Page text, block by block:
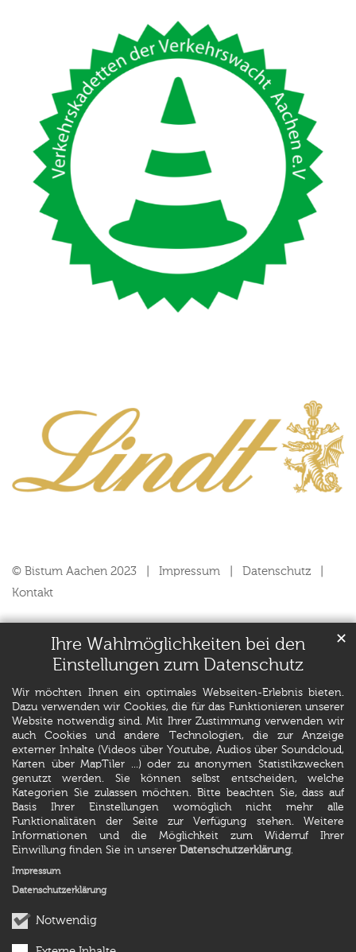
Ihre Wahlmöglichkeiten bei den
Einstellungen zum Datenschutz
Wir möchten Ihnen ein optimales Webseiten-Erlebnis bieten.
Dazu verwenden wir Cookies, die für das Funktionieren unserer
Website notwendig sind. Mit Ihrer Zustimmung verwenden wir
auch Cookies und andere Technologien, die zur Anzeige
externer Inhalte (Videos über Youtube, Audios über Soundcloud,
Karten über MapTiler ...) oder zu anonymen Statistikzwecken
genutzt werden. Sie können selbst entscheiden, welche
Kategorien Sie zulassen möchten. Bitte beachten Sie, dass auf
Basis Ihrer Einstellungen womöglich nicht mehr alle
Funktionalitäten der Seite zur Verfügung stehen. Weitere
Informationen und die Möglichkeit zum Widerruf Ihrer
Einwillung finden Sie in unserer Datenschutzerklärung.
Notwendig
✕
Impressum
Datenschutzerklärung
© Bistum Aachen 2023 Impressum
Datenschutz
Kontakt